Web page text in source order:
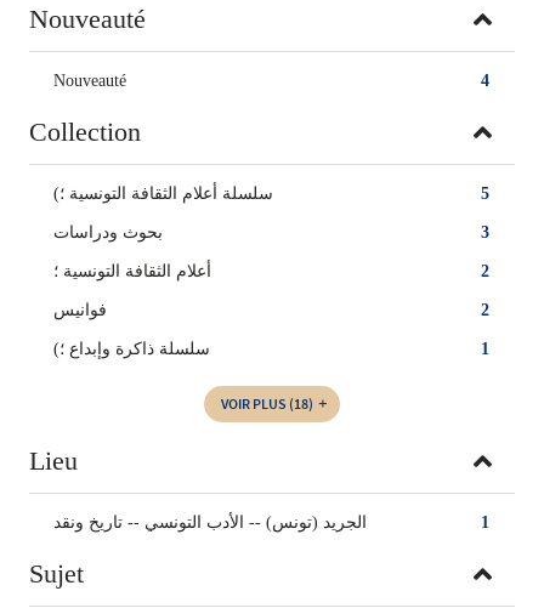
Nouveauté
4
Nouveauté
Collection
5 (سلسلة أعلام الثقافة التونسية ؛
3 بحوث ودراسات
2 أعلام الثقافة التونسية ؛
2 فوانيس
1 (سلسلة ذاكرة وإبداع ؛
VOIR PLUS (18)
Lieu
1 الجريد (تونس) -- الأدب التونسي -- تاريخ ونقد
Sujet